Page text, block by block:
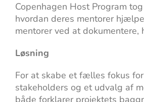
Copenhagen Host Program
hvordan deres mentorer
mentorer ved at
Løsning
For at skabe et fælles fokus
stakeholders og et udvalg af
både forklarer projektets